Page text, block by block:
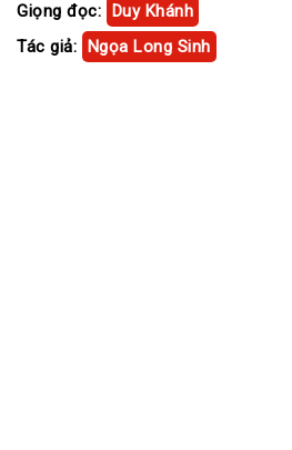
Giọng đọc: Duy Khánh
Tác giả: Ngọa Long Sinh